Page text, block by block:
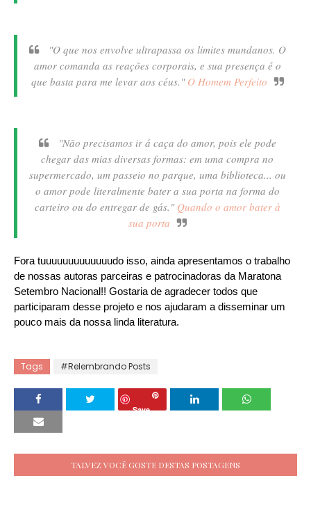
"O que nos envolve ultrapassa os limites mundanos. O
amor comanda as reações corporais, e sua presença é o
que basta para me levar aos céus." O Homem Perfeito
"Não precisamos ir á caça do amor, pois ele pode
chegar das mias diversas formas: em uma compra no
supermercado, um passeio no parque, uma biblioteca... ou
o amor pode literalmente bater a sua porta na forma do
carteiro ou do entregar de gás." Quando o amor bater à
sua porta
Fora tuuuuuuuuuuuuudo isso, ainda apresentamos o trabalho
de nossas autoras parceiras e patrocinadoras da Maratona
Setembro Nacional!! Gostaria de agradecer todos que
participaram desse projeto e nos ajudaram a disseminar um
pouco mais da nossa linda literatura.
Tags #Relembrando Posts
Save
TALVEZ VOCÊ GOSTE DESTAS POSTAGENS